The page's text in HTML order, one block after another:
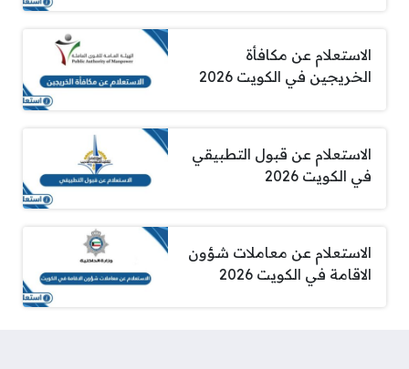
الاستعلام عن مكافأة
الخريجين في الكويت 2026
الاستعلام عن قبول التطبيقي
في الكويت 2026
الاستعلام عن معاملات شؤون
الاقامة في الكويت 2026